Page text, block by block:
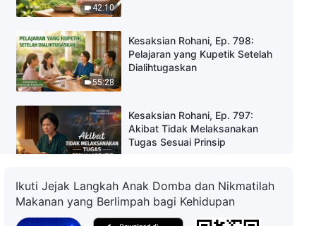
42:10
55:28
Kesaksian Rohani, Ep. 798:
Pelajaran yang Kupetik Setelah
Dialihtugaskan
42:53
Kesaksian Rohani, Ep. 797:
Akibat Tidak Melaksanakan
Tugas Sesuai Prinsip
Kesaksian Rohani, Ep. 300:
Mengapa Aku Pilih-Pilih Tugas?
Ikuti Jejak Langkah Anak Domba dan Nikmatilah
Makanan yang Berlimpah bagi Kehidupan